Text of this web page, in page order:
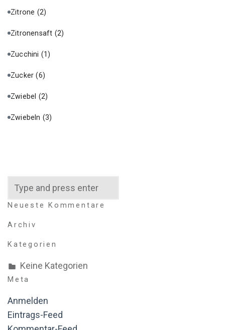
Zitrone (2)
Zitronensaft (2)
Zucchini (1)
Zucker(6)
Zwiebel (2)
Zwiebeln (3)
Search
Neueste Kommentare
Archiv
Kategorien
Keine Kategorien
Meta
Anmelden
Eintrags-Feed